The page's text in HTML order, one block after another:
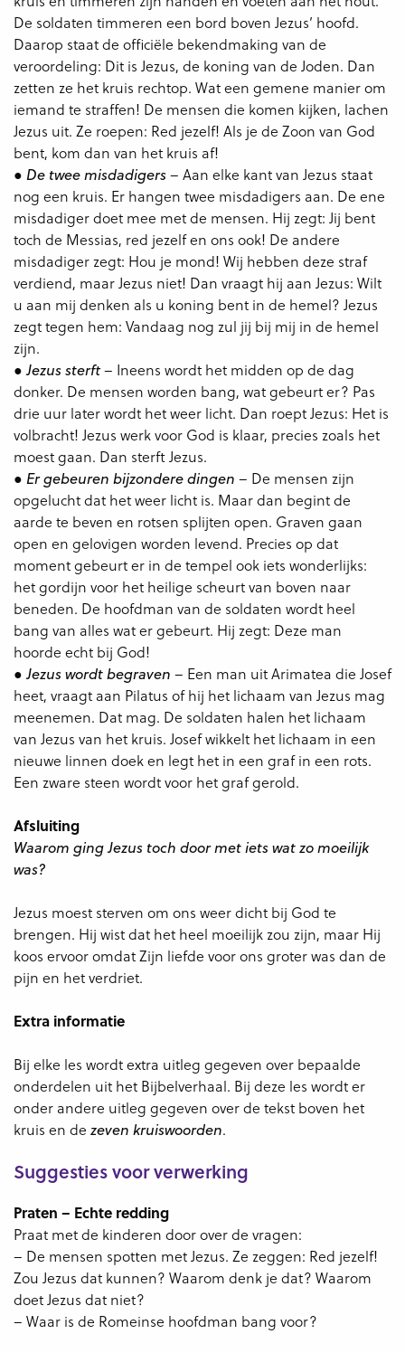
De soldaten timmeren een bord boven Jezus’ hoofd.
Daarop staat de officiële bekendmaking van de
veroordeling: Dit is Jezus, de koning van de Joden. Dan
zetten ze het kruis rechtop. Wat een gemene manier om
iemand te straffen! De mensen die komen kijken, lachen
Jezus uit. Ze roepen: Red jezelf! Als je de Zoon van God
bent, kom dan van het kruis af!
● De twee misdadigers– Aan elke kant van Jezus staat
nog een kruis. Er hangen twee misdadigers aan. De ene
misdadiger doet mee met de mensen. Hij zegt: Jij bent
toch de Messias, red jezelf en ons ook! De andere
misdadiger zegt: Hou je mond! Wij hebben deze straf
verdiend, maar Jezus niet! Dan vraagt hij aan Jezus: Wilt
u aan mij denken als u koning bent in de hemel? Jezus
zegt tegen hem: Vandaag nog zul jij bij mij in de hemel
zijn.
●Jezus sterft– Ineens wordt het midden op de dag
donker. De mensen worden bang, wat gebeurt er? Pas
drie uur later wordt het weer licht. Dan roept Jezus: Het is
volbracht! Jezus werk voor God is klaar, precies zoals het
moest gaan. Dan sterft Jezus.
● Er gebeuren bijzondere dingen – De mensen zijn
opgelucht dat het weer licht is. Maar dan begint de
aarde te beven en rotsen splijten open. Graven gaan
open en gelovigen worden levend. Precies op dat
moment gebeurt er in de tempel ook iets wonderlijks:
het gordijn voor het heilige scheurt van boven naar
beneden. De hoofdman van de soldaten wordt heel
bang van alles wat er gebeurt. Hij zegt: Deze man
hoorde echt bij God!
●Jezus wordt begraven – Een man uit Arimatea die Josef
heet, vraagt aan Pilatus of hij het lichaam van Jezus mag
meenemen. Dat mag. De soldaten halen het lichaam
van Jezus van het kruis. Josef wikkelt het lichaam in een
nieuwe linnen doek en legt het in een graf in een rots.
Een zware steen wordt voor het graf gerold.
Afsluiting
Waarom ging Jezus toch door met iets wat zo moeilijk
was?
Jezus moest sterven om ons weer dicht bij God te
brengen. Hij wist dat het heel moeilijk zou zijn, maar Hij
koos ervoor omdat Zijn liefde voor ons groter was dan de
pijn en het verdriet.
Extra informatie
Bij elke les wordt extra uitleg gegeven over bepaalde
onderdelen uit het Bijbelverhaal. Bij deze les wordt er
onder andere uitleg gegeven over de tekst boven het
kruis en de zeven kruiswoorden.
Suggesties voor verwerking
Praten – Echte redding
Praat met de kinderen door over de vragen:
– De mensen spotten met Jezus. Ze zeggen: Red jezelf!
Zou Jezus dat kunnen? Waarom denk je dat? Waarom
doet Jezus dat niet?
– Waar is de Romeinse hoofdman bang voor?